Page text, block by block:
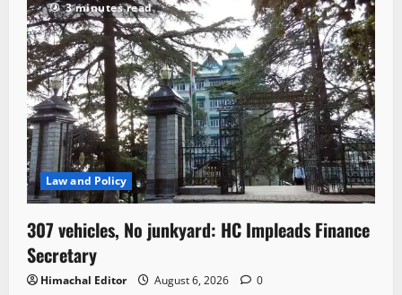
3 minutes read
Law and Policy
307 vehicles, No junkyard: HC Impleads Finance
Secretary
Himachal Editor August 6, 2026 0